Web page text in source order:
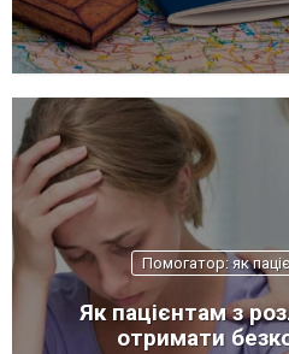
Як пацієнтам з
отримати